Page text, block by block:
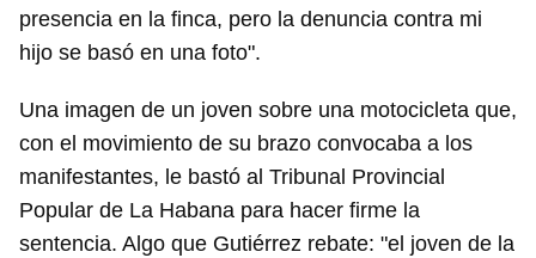
presencia en la finca, pero la denuncia contra mi
hijo se basó en una foto".
Una imagen de un joven sobre una motocicleta que,
con el movimiento de su brazo convocaba a los
manifestantes, le bastó al Tribunal Provincial
Popular de La Habana para hacer firme la
sentencia. Algo que Gutiérrez rebate: "el joven de la